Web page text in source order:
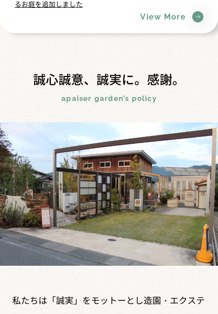
るお庭を追加しました
View More
誠心誠意、誠実に。感謝。
apaiser garden’s policy
私たちは「誠実」をモットーとし造園・エクステ